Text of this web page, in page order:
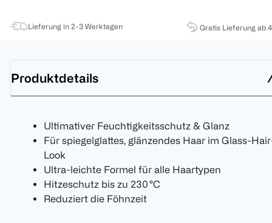
Lieferung in 2-3 Werktagen Gratis Lieferung ab
Produktdetails
Ultimativer Feuchtigkeitsschutz & Glanz
Für spiegelglattes, glänzendes Haar im Glass-
Look
Ultra-leichte Formel für alle Haartypen
Hitzeschutz bis zu 230 °C
Reduziert die Föhnzeit